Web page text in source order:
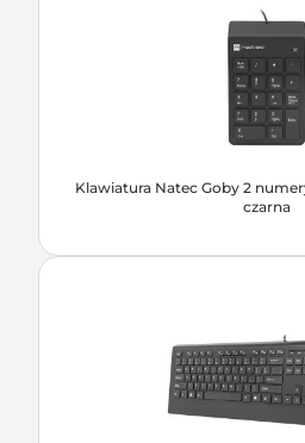
Klawiatura Natec Goby 2
czarna